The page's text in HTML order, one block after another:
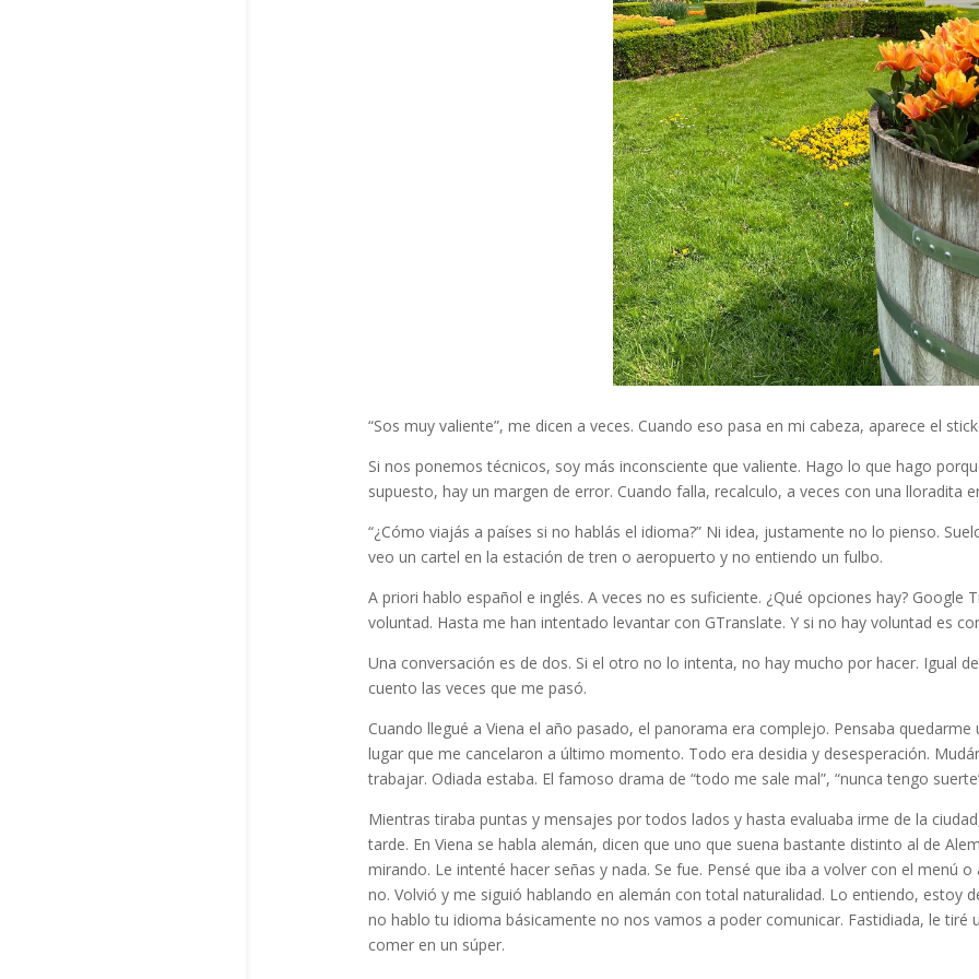
“Sos muy valiente”, me dicen a veces. Cuando eso pasa en mi cabeza, aparece el
Si nos ponemos técnicos, soy más inconsciente que valiente. Hago lo que hago
supuesto, hay un margen de error. Cuando falla, recalculo, a veces con una lloradita
“¿Cómo viajás a países si no hablás el idioma?” Ni idea, justamente no lo pienso.
veo un cartel en la estación de tren o aeropuerto y no entiendo un fulbo.
A priori hablo español e inglés. A veces no es suficiente. ¿Qué opciones hay?
voluntad. Hasta me han intentado levantar con GTranslate. Y si no hay voluntad es
Una conversación es de dos. Si el otro no lo intenta, no hay mucho por hacer. Igual
cuento las veces que me pasó.
Cuando llegué a Viena el año pasado, el panorama era complejo. Pensaba
lugar que me cancelaron a último momento. Todo era desidia y desesperación.
trabajar. Odiada estaba. El famoso drama de “todo me sale mal”, “nunca tengo
Mientras tiraba puntas y mensajes por todos lados y hasta evaluaba irme de la
tarde. En Viena se habla alemán, dicen que uno que suena bastante distinto al de
mirando. Le intenté hacer señas y nada. Se fue. Pensé que iba a volver con el menú
no. Volvió y me siguió hablando en alemán con total naturalidad. Lo entiendo, estoy
no hablo tu idioma básicamente no nos vamos a poder comunicar. Fastidiada, le tiré
comer en un súper.